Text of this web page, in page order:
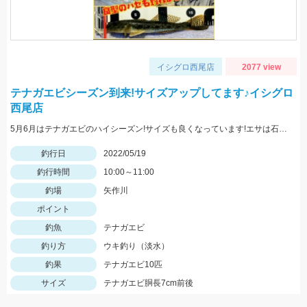
イシグロ西尾店 2077 view
テナガエビシーズン到来!サイズアップしてます♪イシグロ
西尾店
5月6月はテナガエビのハイシーズン!サイズも良くなっています!エサは石ゴカイで、小さく切ると針掛かりアップします!
釣行日
2022/05/19
釣行時間
10:00～11:00
釣場
矢作川
ポイント
釣魚
テナガエビ
釣り方
ウキ釣り（淡水）
釣果
テナガエビ10匹
サイズ
テナガエビ胴長7cm前後